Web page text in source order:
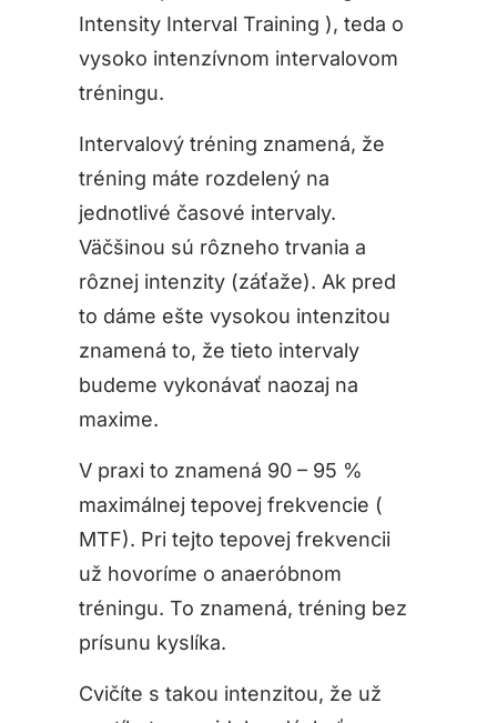
Intensity Interval Training ), teda o
vysoko intenzívnom intervalovom
tréningu.
Intervalový tréning znamená, že
tréning máte rozdelený na
jednotlivé časové intervaly.
Väčšinou sú rôzneho trvania a
rôznej intenzity (záťaže). Ak pred
to dáme ešte vysokou intenzitou
znamená to, že tieto intervaly
budeme vykonávať naozaj na
maxime.
V praxi to znamená 90 – 95 %
maximálnej tepovej frekvencie (
MTF). Pri tejto tepovej frekvencii
už hovoríme o anaeróbnom
tréningu. To znamená, tréning bez
prísunu kyslíka.
Cvičíte s takou intenzitou, že už